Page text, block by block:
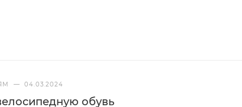
— 04.03.2024
обувь